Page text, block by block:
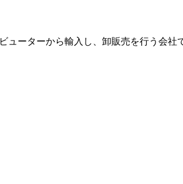
ューターから輸入し、卸販売を行う会社